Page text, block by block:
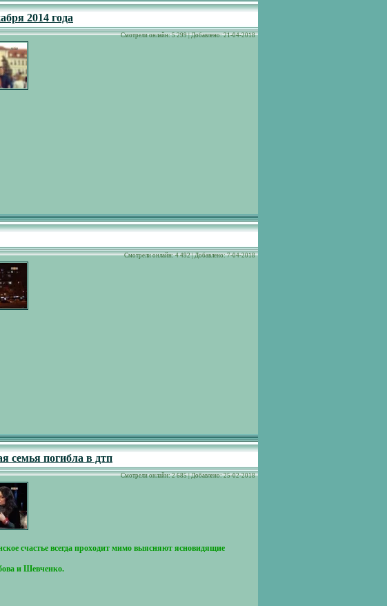
2014 года
Cмотрели онлайн: 5 299 | Добавлено: 21-04-2018
Cмотрели онлайн: 4 492 | Добавлено: 7-04-2018
семья погибла в дтп
Cмотрели онлайн: 2 685 | Добавлено: 25-02-2018
счастье всегда проходит мимо выясняют ясновидящие
и Шевченко.